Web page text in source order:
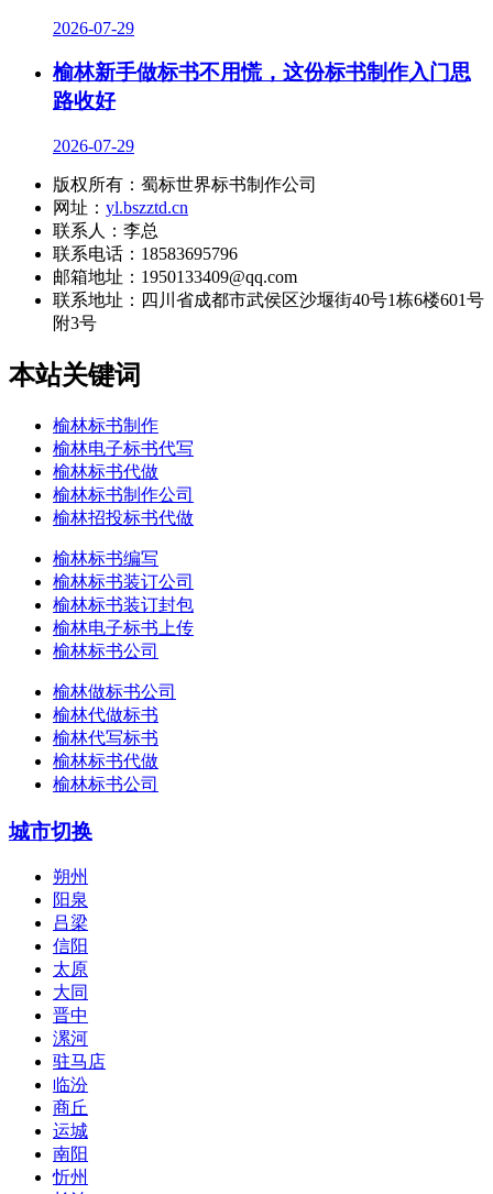
2026-07-29
榆林新手做标书不用慌，这份标书制作入门思
路收好
2026-07-29
版权所有：蜀标世界标书制作公司
网址： yl.bszztd.cn
联系人：李总
联系电话：18583695796
邮箱地址：1950133409@qq.com
联系地址： 四川省成都市武侯区沙堰街40号1栋6楼601号
附3号
本站关键词
榆林标书制作
榆林电子标书代写
榆林标书代做
榆林标书制作公司
榆林招投标书代做
榆林标书编写
榆林标书装订公司
榆林标书装订封包
榆林电子标书上传
榆林标书公司
榆林做标书公司
榆林代做标书
榆林代写标书
榆林标书代做
榆林标书公司
城市切换
朔州
阳泉
吕梁
信阳
太原
大同
晋中
漯河
驻马店
临汾
商丘
运城
南阳
忻州